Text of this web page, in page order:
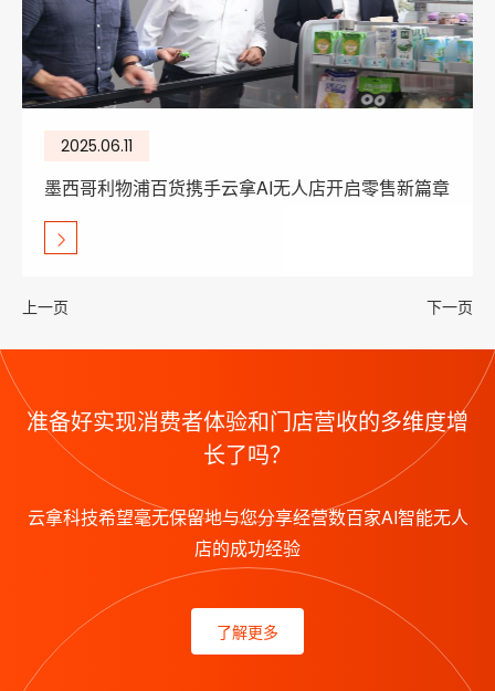
2025.06.11
墨西哥利物浦百货携手云拿AI无人店开启零售新篇章
上一页 下一页
准备好实现消费者体验和门店营收的多维度增
长了吗？
云拿科技希望毫无保留地与您分享经营数百家AI智能无人
店的成功经验
了解更多